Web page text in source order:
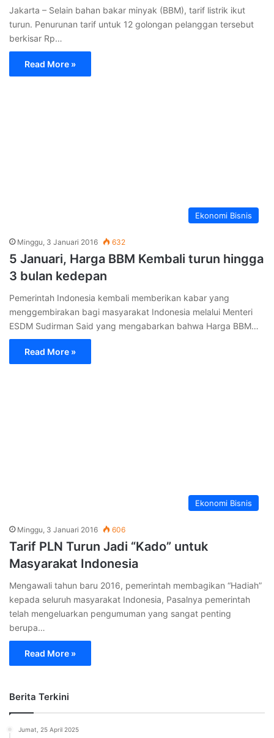
Jakarta – Selain bahan bakar minyak (BBM), tarif listrik ikut
turun. Penurunan tarif untuk 12 golongan pelanggan tersebut
berkisar Rp…
Read More »
Ekonomi Bisnis
Minggu, 3 Januari 2016 632
5 Januari, Harga BBM Kembali turun hingga
3 bulan kedepan
Pemerintah Indonesia kembali memberikan kabar yang
menggembirakan bagi masyarakat Indonesia melalui Menteri
ESDM Sudirman Said yang mengabarkan bahwa Harga BBM…
Read More »
Ekonomi Bisnis
Minggu, 3 Januari 2016 606
Tarif PLN Turun Jadi “Kado” untuk
Masyarakat Indonesia
Mengawali tahun baru 2016, pemerintah membagikan “Hadiah”
kepada seluruh masyarakat Indonesia, Pasalnya pemerintah
telah mengeluarkan pengumuman yang sangat penting
berupa…
Read More »
Berita Terkini
Jumat, 25 April 2025